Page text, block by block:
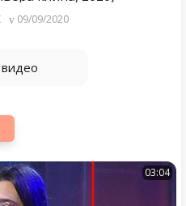
09/09/2020
03:04